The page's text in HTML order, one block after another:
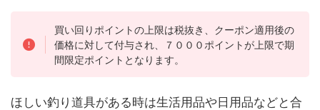
買い回りポイントの上限は税抜き、クーポン適用後の
価格に対して付与され、７０００ポイントが上限で期
間限定ポイントとなります。
ほしい釣り道具がある時は生活用品や日用品などと合